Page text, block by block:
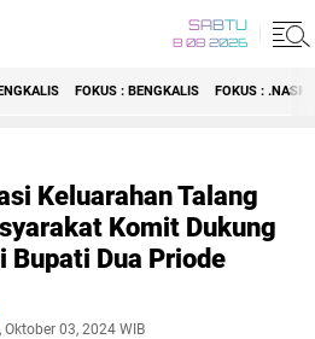
SABTU
8 08 2026
FOKUS : BENGKALIS FOKUS :
Keluarahan Talang
Komit Dukung
Bupati Dua Priode
03, 2024 WIB